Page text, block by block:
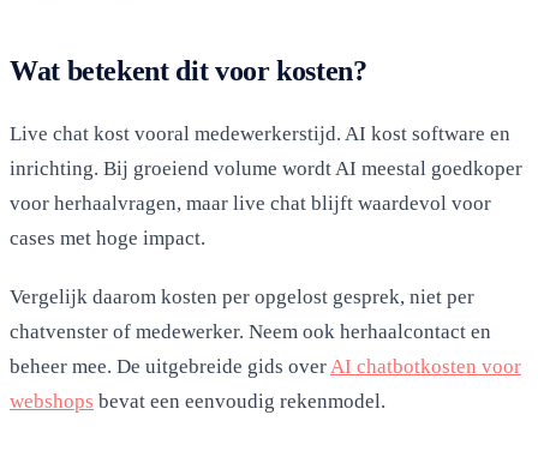
Wat betekent dit voor kosten?
Live chat kost vooral medewerkerstijd. AI kost software en
inrichting. Bij groeiend volume wordt AI meestal goedkoper
voor herhaalvragen, maar live chat blijft waardevol voor
cases met hoge impact.
Vergelijk daarom kosten per opgelost gesprek, niet per
chatvenster of medewerker. Neem ook herhaalcontact en
beheer mee. De uitgebreide gids overAI chatbotkosten voor
webshops bevat een eenvoudig rekenmodel.